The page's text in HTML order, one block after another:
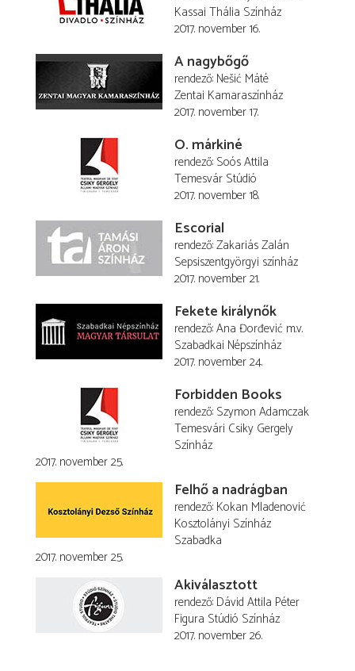
Kassai Thália Színház
2017. november 16.
A nagybőgő
rendező Nešić Máté
Zentai Kamaraszínház
2017. november 17.
O. márkiné
rendező Soós Attila
Temesvár Stúdió
2017. november 18.
Escorial
rendező Zakariás Zalán
Sepsiszentgyörgyi színház
2017. november 21.
Fekete királynők
rendező Ana Đorđević m.v.
Szabadkai Népszínház
2017. november 24.
Forbidden Books
rendező Szymon Adamczak
Temesvári Csiky Gergely
Színház
2017. november 25.
Felhő a nadrágban
rendező Kokan Mladenović
Kosztolányi Színház
Szabadka
2017. november 25.
Akiválasztott
rendező Dávid Attila Péter
Figura Stúdió Színház
2017. november 26.